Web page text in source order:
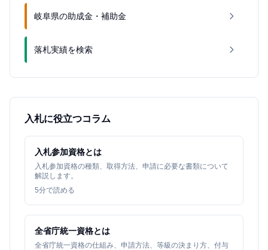
岐阜県の助成金・補助金
落札実績を検索
入札に役立つコラム
入札参加資格とは
入札参加資格の種類、取得方法、申請に必要な書類について
解説します。
5分で読める
全省庁統一資格とは
全省庁統一資格の仕組み、申請方法、等級の決まり方、付与